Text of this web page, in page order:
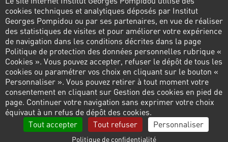
Tél. : 01 44 78 41 22
Restons en contact
FORMULAIRE DE CONTACT
Suivez-nous
Pied
de
page
Politique de confidentialité
Gestion des cookies
cookies techniques et analytiques déposés par Institut
Georges Pompidou ou par ses partenaires, en vue de réaliser
des statistiques de visites et pour améliorer votre expérience
de navigation dans les conditions décrites dans la page
Politique de protection des données personnelles rubrique «
Cookies ». Vous pouvez accepter, refuser le dépôt de tous les
cookies ou paramétrer vos choix en cliquant sur le bouton «
Personnaliser ». Vous pouvez retirer à tout moment votre
consentement en cliquant sur Gestion des cookies en pied de
page. Continuer votre navigation sans exprimer votre choix
équivaut à un refus de dépôt des cookies.
Tout accepter
Tout refuser Personnaliser
Politique de confidentialité